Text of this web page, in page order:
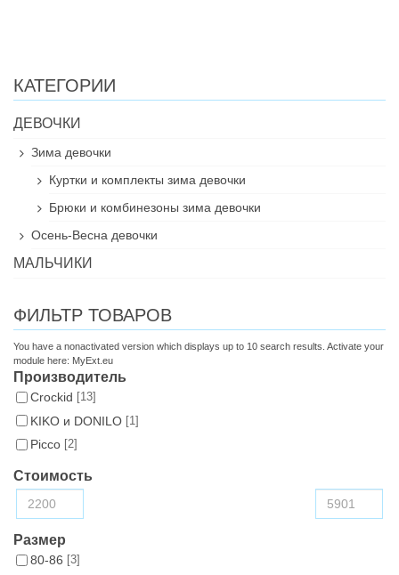
КАТЕГОРИИ
ДЕВОЧКИ
Зима девочки
Куртки и комплекты зима девочки
Брюки и комбинезоны зима девочки
Осень-Весна девочки
МАЛЬЧИКИ
ФИЛЬТР ТОВАРОВ
You have a nonactivated version which displays up to 10 search results. Activate your
module here: MyExt.eu
Производитель
Croсkid [13]
KIKO и DONILO [1]
Picco [2]
Стоимость
Размер
80-86 [3]